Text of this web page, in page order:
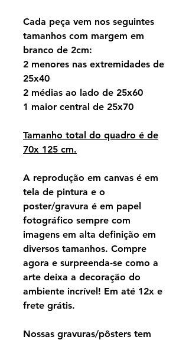
Cada peça vem nos seguintes
tamanhos com margem em
branco de 2cm:
2 menores nas extremidades de
25x40
2 médias ao lado de 25x60
1 maior central de 25x70
Tamanho total do quadro é de
70x 125 cm.
A reprodução em canvas é em
tela de pintura e o
poster/gravura é em papel
fotográfico sempre com
imagens em alta definição em
diversos tamanhos. Compre
agora e surpreenda-se como a
arte deixa a decoração do
ambiente incrível! Em até 12x e
frete grátis.
Nossas gravuras/pôsters tem